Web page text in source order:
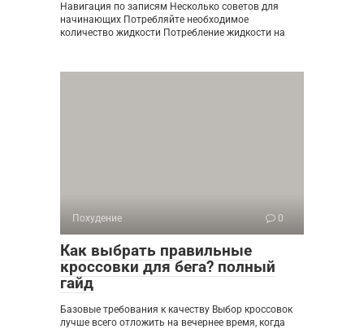
Навигация по записям Несколько советов для
начинающих Потребляйте необходимое
количество жидкости Потребление жидкости на
Похудение 0
Как выбрать правильные
кроссовки для бега? полный
гайд
Базовые требования к качеству Выбор кроссовок
лучше всего отложить на вечернее время, когда